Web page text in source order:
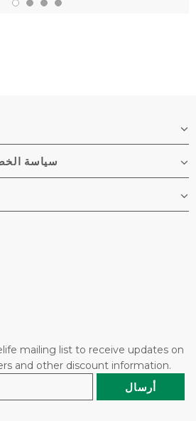
سياسة
mailing list to receive updates on
and other discount information.